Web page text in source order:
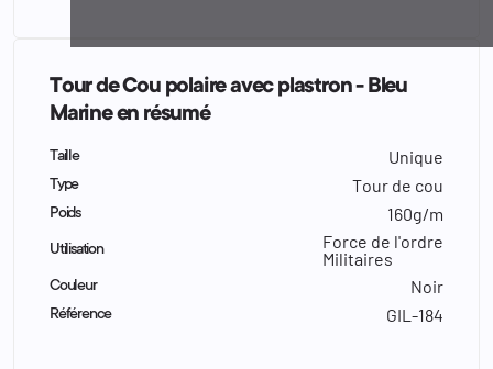
Tour de Cou polaire avec plastron - Bleu
Marine en résumé
Taille Unique
Type Tour de cou
Poids 160g/m
Utilisation
Force de l'ordre
Militaires
Couleur Noir
Référence GIL-184